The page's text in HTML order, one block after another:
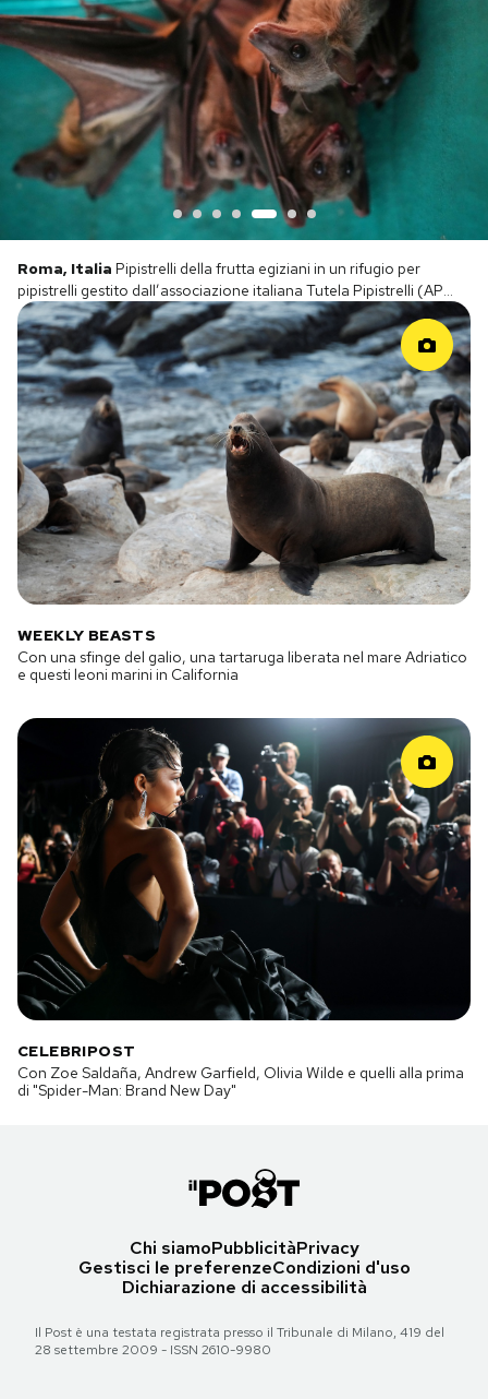
WEEKLY BEASTS
Con una sfinge del galio, una tartaruga liberata nel mare Adriatico
e questi leoni marini in California
CELEBRIPOST
Con Zoe Saldaña, Andrew Garfield, Olivia Wilde e quelli alla prima
di "Spider-Man: Brand New Day"
Chi siamoPubblicitàPrivacy
Gestisci le preferenzeCondizioni d'uso
Dichiarazione di accessibilità
Il Post è una testata registrata presso il Tribunale di Milano, 419 del
28 settembre 2009 - ISSN 2610-9980